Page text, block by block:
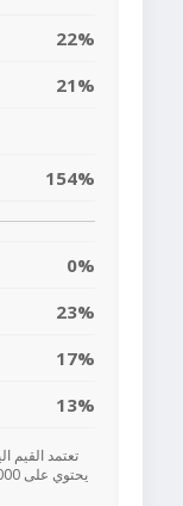
22%
21%
154%
0%
23%
17%
13%